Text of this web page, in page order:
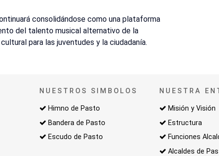
consolidándose como una plataforma
del talento musical alternativo de la
para las juventudes y la ciudadanía.
NUESTROS SIMBOLOS
Himno de Pasto
Bandera de Pasto
Escudo de Pasto
NUESTRA
Misión y Visión
Estructura
Funciones
Alcaldes de